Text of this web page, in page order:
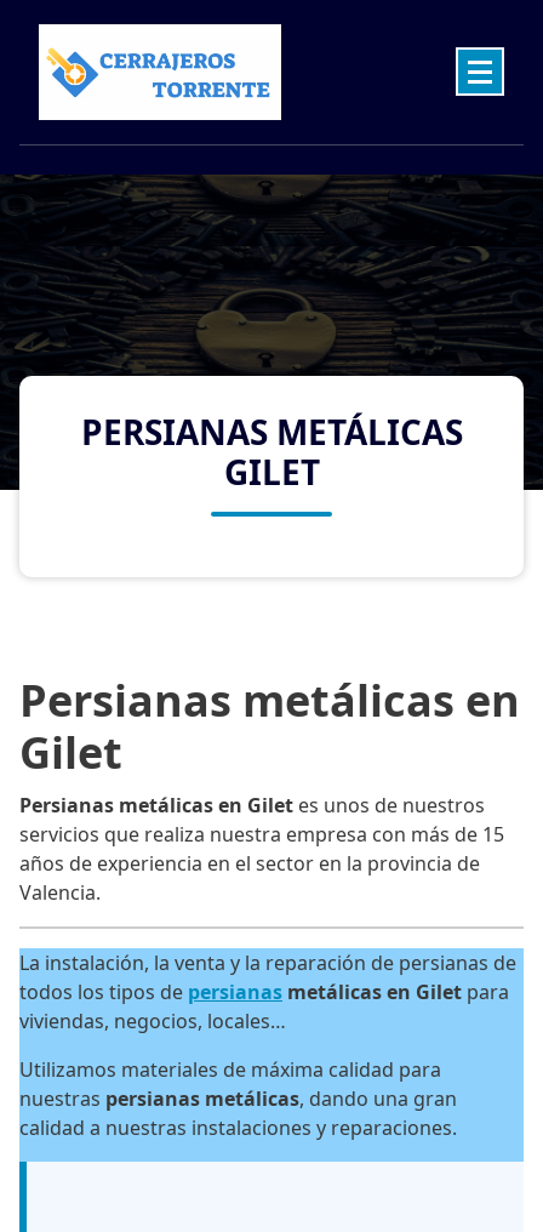
content
PERSIANAS METÁLICAS
GILET
Persianas metálicas en
Gilet
Persianas metálicas en Gilet es unos de nuestros
servicios que realiza nuestra empresa con más de 15
años de experiencia en el sector en la provincia de
Valencia.
La instalación, la venta y la reparación de persianas de
todos los tipos de persianas metálicas en Gilet para
viviendas, negocios, locales…
Utilizamos materiales de máxima calidad para
nuestras persianas metálicas, dando una gran
calidad a nuestras instalaciones y reparaciones.